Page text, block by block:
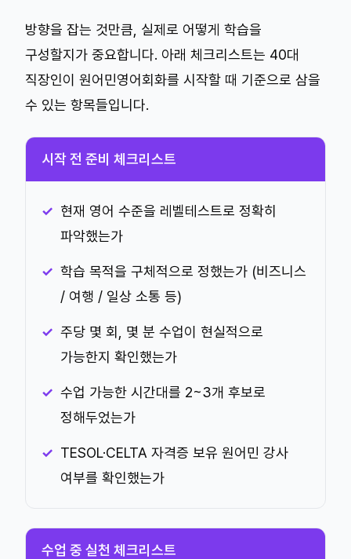
방향을 잡는 것만큼, 실제로 어떻게 학습을
구성할지가 중요합니다. 아래 체크리스트는 40대
직장인이 원어민영어회화를 시작할 때 기준으로 삼을
수 있는 항목들입니다.
시작 전 준비 체크리스트
현재 영어 수준을 레벨테스트로 정확히
파악했는가
학습 목적을 구체적으로 정했는가 (비즈니스
/ 여행 / 일상 소통 등)
주당 몇 회, 몇 분 수업이 현실적으로
가능한지 확인했는가
수업 가능한 시간대를 2~3개 후보로
정해두었는가
TESOL·CELTA 자격증 보유 원어민 강사
여부를 확인했는가
수업 중 실천 체크리스트